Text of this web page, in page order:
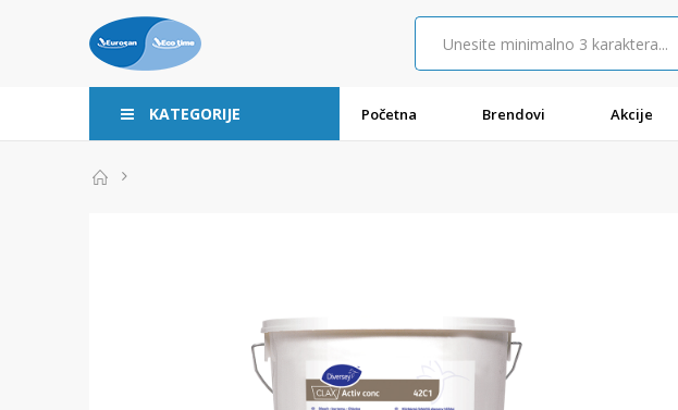
KATEGORIJE Početna Brendovi Akcije